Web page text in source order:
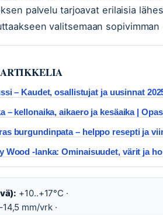
palvelu tarjoavat erilaisia
valitsemaan
– Kaudet, osallistujat ja uusinnat
– kellonaika, aikaero ja kesäaika | Opas
burgundinpata – helppo resepti ja
Wood -lanka: Ominaisuudet, värit ja
+10..+17°C ·
mm/vrk ·